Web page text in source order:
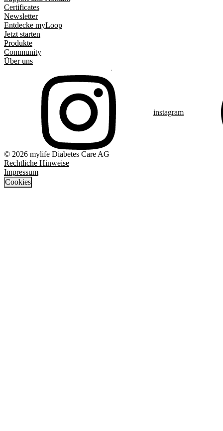
Certificates
Newsletter
Entdecke myLoop
Jetzt starten
Produkte
Community
Über uns
instagram
© 2026 mylife Diabetes Care AG
Rechtliche Hinweise
Impressum
Cookies